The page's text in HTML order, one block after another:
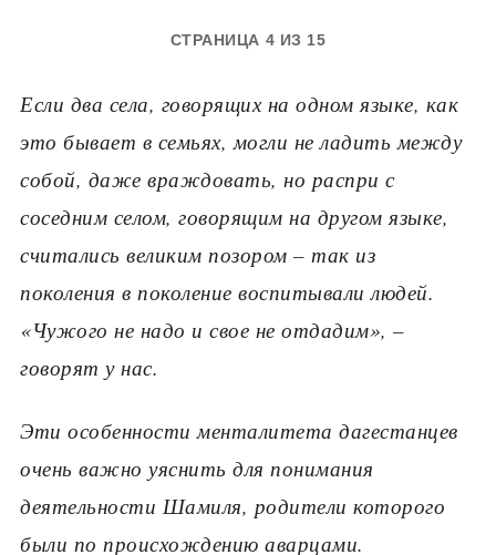
СТРАНИЦА 4 ИЗ 15
Если два села, говорящих на одном языке, как
это бывает в семьях, могли не ладить между
собой, даже враждовать, но распри с
соседним селом, говорящим на другом языке,
считались великим позором – так из
поколения в поколение воспитывали людей.
«Чужого не надо и свое не отдадим», –
говорят у нас.
Эти особенности менталитета дагестанцев
очень важно уяснить для понимания
деятельности Шамиля, родители которого
были по происхождению аварцами.